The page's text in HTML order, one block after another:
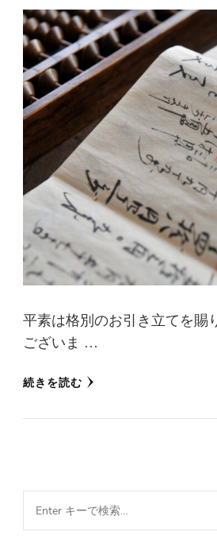
平素は格別のお引き立てを賜
ございま …
続きを読む
for